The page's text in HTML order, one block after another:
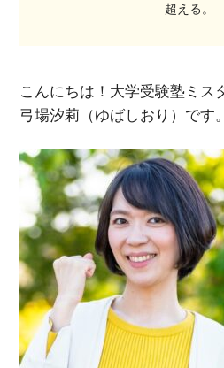
超える。
こんにちは！大学受験塾ミス
弓場汐莉（ゆばしおり）です。